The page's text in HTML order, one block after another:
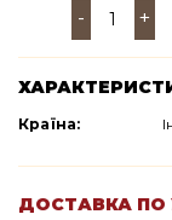
- +
Країна:
ДОСТАВКА ПО